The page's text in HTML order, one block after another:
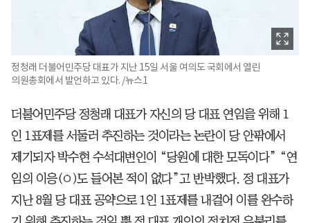
정청래 더불어민주당 대표가 지난 15일 서울 여의도 국회에서 열린
의원총회에서 발언하고 있다. /뉴스1
더불어민주당 정청래 대표가 자신의 당 대표 연임을 위해 1
인 1표제를 서둘러 추진하는 것이라는 논란이 당 안팎에서
제기되자 박수현 수석대변인이 “당원에 대한 모독이다” “연
임의 이응(ㅇ)도 들어본 적이 없다”고 반박했다. 정 대표가
지난 8월 당 대표 공약으로 1인 1표제를 내걸어 이를 완수하